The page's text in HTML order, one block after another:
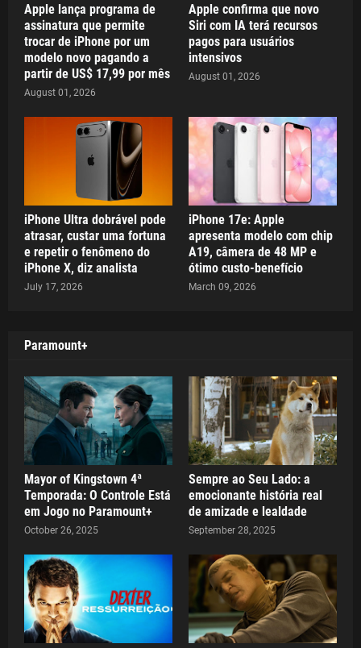
Apple lança programa de
assinatura que permite
trocar de iPhone por um
modelo novo pagando a
partir de US$ 17,99 por mês
August 01, 2026
Apple confirma que novo
Siri com IA terá recursos
pagos para usuários
intensivos
August 01, 2026
iPhone Ultra dobrável pode
atrasar, custar uma fortuna
e repetir o fenômeno do
iPhone X, diz analista
July 17, 2026
iPhone 17e: Apple
apresenta modelo com chip
A19, câmera de 48 MP e
ótimo custo-benefício
March 09, 2026
Paramount+
Mayor of Kingstown 4ª
Temporada: O Controle Está
em Jogo no Paramount+
October 26, 2025
Sempre ao Seu Lado: a
emocionante história real
de amizade e lealdade
September 28, 2025